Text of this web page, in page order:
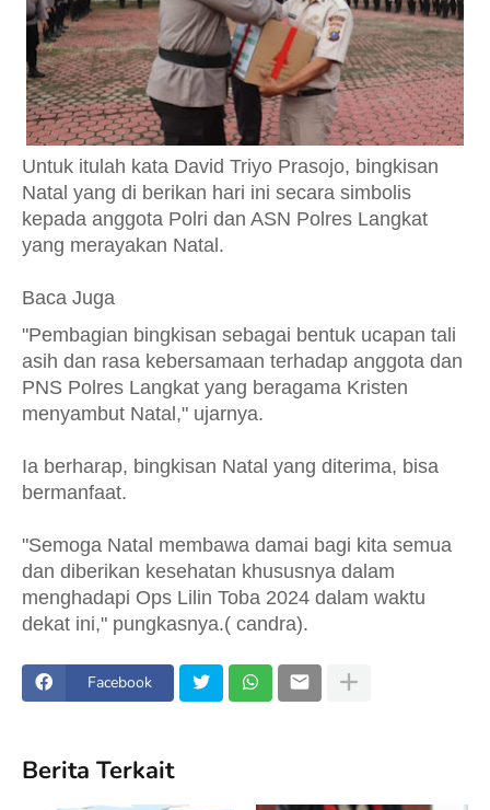
Untuk itulah kata David Triyo Prasojo, bingkisan
Natal yang di berikan hari ini secara simbolis
kepada anggota Polri dan ASN Polres Langkat
yang merayakan Natal.
Baca Juga
"Pembagian bingkisan sebagai bentuk ucapan tali
asih dan rasa kebersamaan terhadap anggota dan
PNS Polres Langkat yang beragama Kristen
menyambut Natal," ujarnya.
Ia berharap, bingkisan Natal yang diterima, bisa
bermanfaat.
"Semoga Natal membawa damai bagi kita semua
dan diberikan kesehatan khususnya dalam
menghadapi Ops Lilin Toba 2024 dalam waktu
dekat ini," pungkasnya.( candra).
Facebook
Berita Terkait